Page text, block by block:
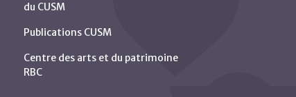
du CUSM
Publications CUSM
Centre des arts et du patrimoine
RBC